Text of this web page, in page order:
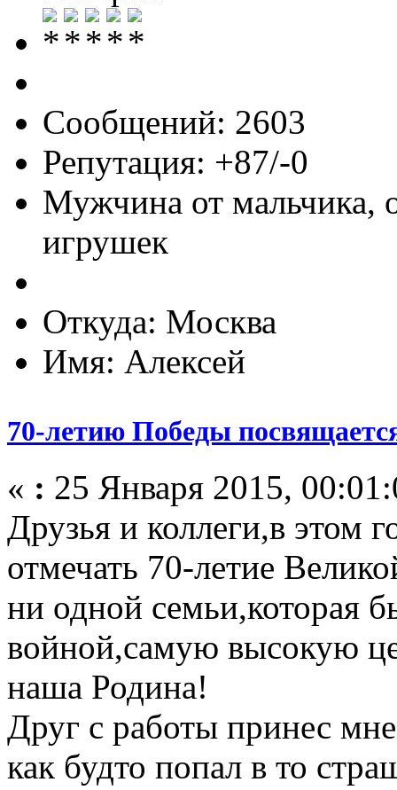
Сообщений: 2603
Репутация: +87/-0
Мужчина от мальчика,
игрушек
Откуда: Москва
Имя: Алексей
70-летию Победы
« : 25 Января 2015,
Друзья и коллеги,в этом
отмечать 70-летие
ни одной семьи,которая
войной,самую высокую
наша Родина!
Друг с работы принес
как будто попал в то